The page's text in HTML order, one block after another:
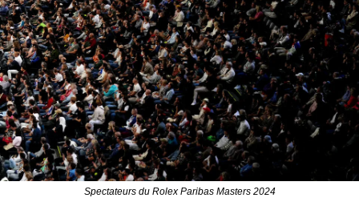
Spectateurs du Rolex Paribas Masters 2024